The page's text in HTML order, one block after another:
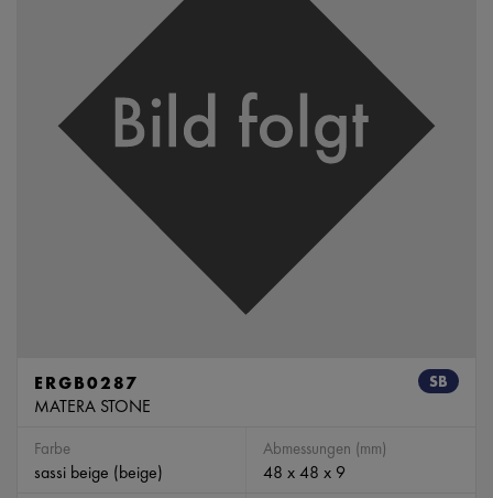
SB
ERGB0287
MATERA STONE
Farbe
sassi beige (beige)
Abmessungen (mm)
48 x 48 x 9